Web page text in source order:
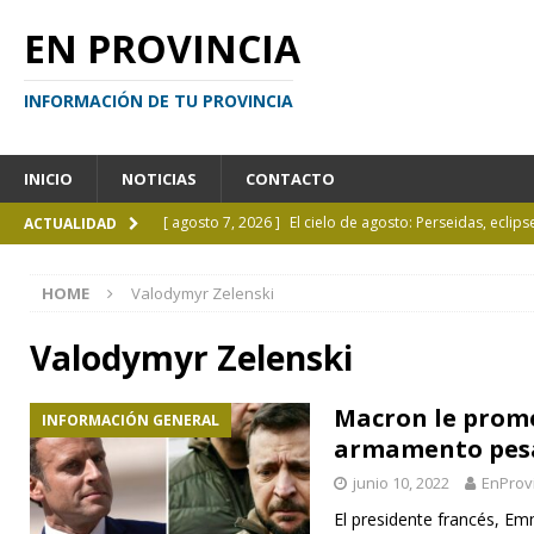
EN PROVINCIA
INFORMACIÓN DE TU PROVINCIA
INICIO NOTICIAS CONTACTO
ACTUALIDAD [ agosto 7, 2026 ] El cielo de agosto: Perseidas,
[ agosto 6, 2026 ]
[ agosto 6, 2026 ]
La UCALP incorpora la
[ agosto 7, 2026 ]
HOME Valodymyr Zelenski
Valodymyr Zelenski
INFORMACIÓN GENERAL
Macron le
armamento
junio 10, 2022
El presidente francés,